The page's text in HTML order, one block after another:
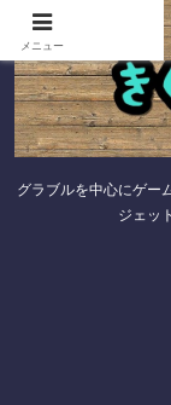
グラブルを中心にゲー
ジェッ
メニュー